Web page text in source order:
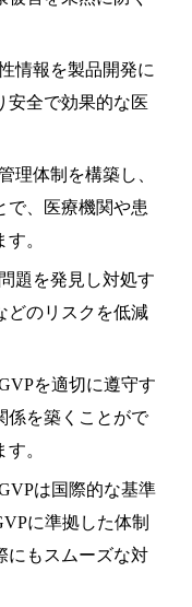
情報を製品開発に
安全で効果的な医
理体制を構築し、
で、医療機関や患
。
題を発見し対処す
どのリスクを低減
GVPを適切に遵守す
係を築くことがで
。
は国際的な基準
に準拠した体制
にもスムーズな対